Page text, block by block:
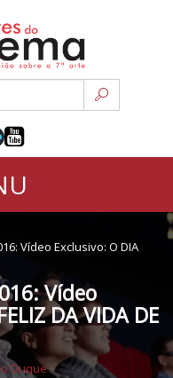
Vídeo Exclusivo: O DIA
Vídeo
DA VIDA DE
Duque